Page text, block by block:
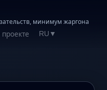
минимум жаргона
RU ▼